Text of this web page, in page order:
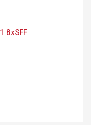
8xSFF